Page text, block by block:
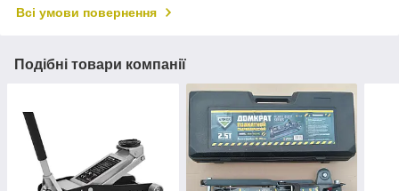
Всі умови повернення
Подібні товари компанії